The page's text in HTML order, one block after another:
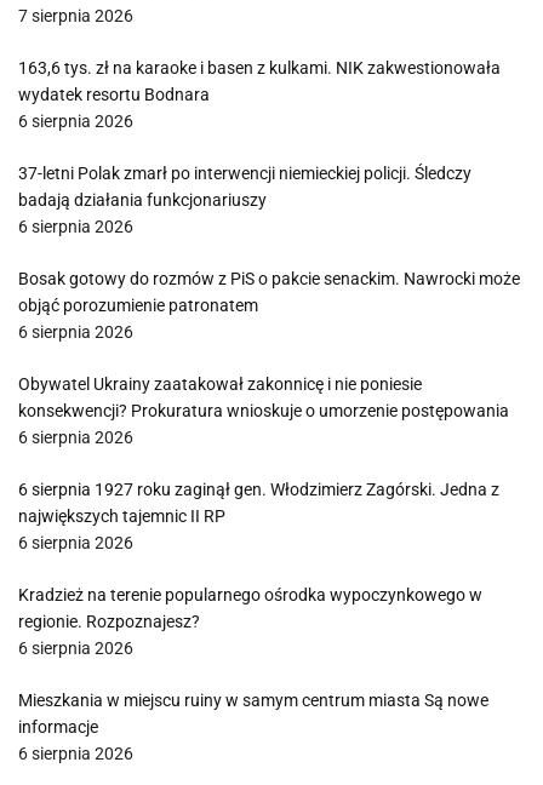
7 sierpnia 2026
163,6 tys. zł na karaoke i basen z kulkami. NIK zakwestionowała
wydatek resortu Bodnara
6 sierpnia 2026
37-letni Polak zmarł po interwencji niemieckiej policji. Śledczy
badają działania funkcjonariuszy
6 sierpnia 2026
Bosak gotowy do rozmów z PiS o pakcie senackim. Nawrocki może
objąć porozumienie patronatem
6 sierpnia 2026
Obywatel Ukrainy zaatakował zakonnicę i nie poniesie
konsekwencji? Prokuratura wnioskuje o umorzenie postępowania
6 sierpnia 2026
6 sierpnia 1927 roku zaginął gen. Włodzimierz Zagórski. Jedna z
największych tajemnic II RP
6 sierpnia 2026
Kradzież na terenie popularnego ośrodka wypoczynkowego w
regionie. Rozpoznajesz?
6 sierpnia 2026
Mieszkania w miejscu ruiny w samym centrum miasta Są nowe
informacje
6 sierpnia 2026